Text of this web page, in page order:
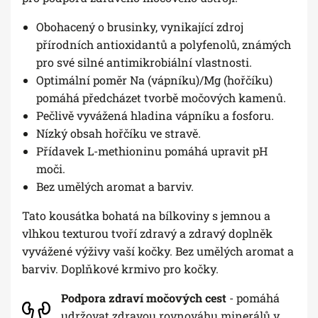
Obohacený o brusinky, vynikající zdroj
přírodních antioxidantů a polyfenolů, známých
pro své silné antimikrobiální vlastnosti.
Optimální poměr Na (vápníku)/Mg (hořčíku)
pomáhá předcházet tvorbě močových kamenů.
Pečlivě vyvážená hladina vápníku a fosforu.
Nízký obsah hořčíku ve stravě.
Přídavek L-methioninu pomáhá upravit pH
moči.
Bez umělých aromat a barviv.
Tato kousátka bohatá na bílkoviny s jemnou a
vlhkou texturou tvoří zdravý a zdravý doplněk
vyvážené výživy vaší kočky. Bez umělých aromat a
barviv. Doplňkové krmivo pro kočky.
Podpora zdraví močových cest - pomáhá